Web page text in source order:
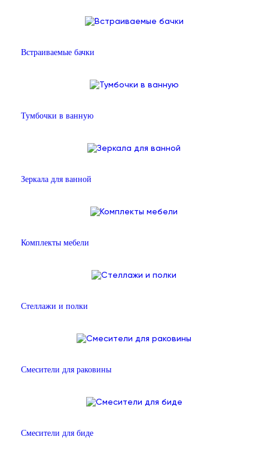
Встраиваемые бачки
Тумбочки в ванную
Зеркала для ванной
Комплекты мебели
Стеллажи и полки
Смесители для раковины
Смесители для биде